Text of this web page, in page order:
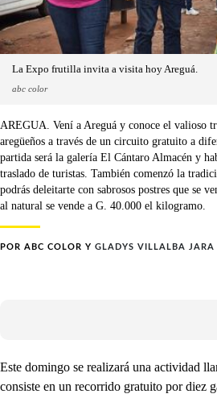
La Expo frutilla invita a visita hoy Areguá.
abc color
AREGUA. Vení a Areguá y conoce el valioso
aregüeños a través de un circuito gratuito a
partida será la galería El Cántaro Almacén y
traslado de turistas. También comenzó la
podrás deleitarte con sabrosos postres que se
al natural se vende a G. 40.000 el kilogramo.
POR ABC COLOR Y GLADYS VILLALBA JARA
Este domingo se realizará una actividad
consiste en un recorrido gratuito por diez